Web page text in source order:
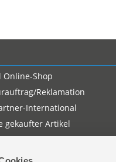
Online-Shop
Reklamation
International
gekaufter Artikel